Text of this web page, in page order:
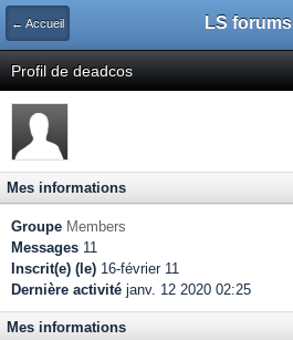
← Accueil LS forums
Profil de deadcos
Mes informations
Groupe Members
Messages 11
Inscrit(e) (le) 16-février 11
Dernière activité janv. 12 2020 02:25
Mes informations